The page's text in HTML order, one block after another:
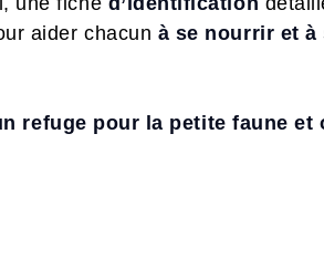
aider chacun à se nourrir et à
refuge pour la petite faune